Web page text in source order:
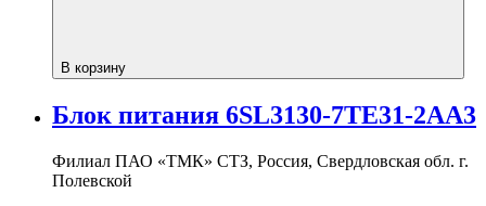
В корзину
Блок питания 6SL3130-7TE31-2AA3
Филиал ПАО «ТМК» СТЗ, Россия, Свердловская обл. г.
Полевской